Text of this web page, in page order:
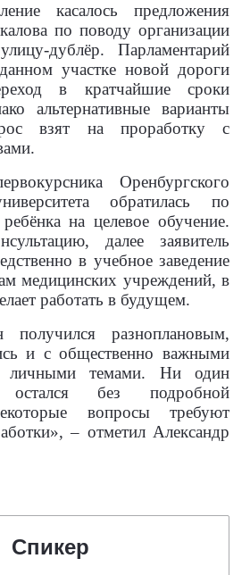
касалось предложения
по поводу организации
дублёр. Парламентарий
участке новой дороги
в кратчайшие сроки
альтернативные варианты
взят на проработку с
Оренбургского
обратилась по
на целевое обучение.
далее заявитель
в учебное заведение
медицинских учреждений, в
работать в будущем.
получился разноплановым,
и с общественно важными
личными темами. Ни один
без подробной
вопросы требуют
– отметил Александр
Спикер